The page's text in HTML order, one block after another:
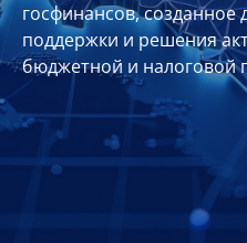
Участники
Планы
отчеты
Контакты
госфинансов, созданное
поддержки и решения
бюджетной и налоговой